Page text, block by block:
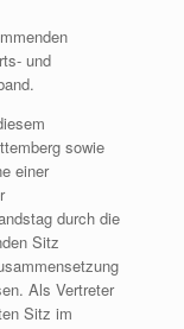
und
sowie
einer
durch die
Sitz
Als Vertreter
Sitz im